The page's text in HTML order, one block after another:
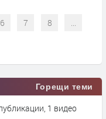
6 7 8 ...
Горещи теми
– 309 публикации, 1 видео